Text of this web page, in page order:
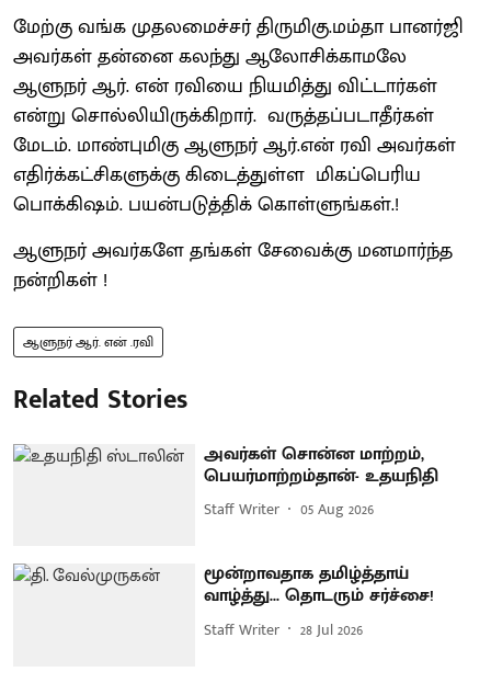
மேற்கு வங்க முதலமைச்சர் திருமிகு.மம்தா பானர்ஜி
அவர்கள் தன்னை கலந்து ஆலோசிக்காமலே
ஆளுநர் ஆர். என் ரவியை நியமித்து விட்டார்கள்
என்று சொல்லியிருக்கிறார். வருத்தப்படாதீர்கள்
மேடம். மாண்புமிகு ஆளுநர் ஆர்.என் ரவி அவர்கள்
எதிர்க்கட்சிகளுக்கு கிடைத்துள்ள மிகப்பெரிய
பொக்கிஷம். பயன்படுத்திக் கொள்ளுங்கள்.!
ஆளுநர் அவர்களே தங்கள் சேவைக்கு மனமார்ந்த
நன்றிகள் !
ஆளுநர் ஆர். என் .ரவி
Related Stories
அவர்கள் சொன்ன மாற்றம்,
பெயர்மாற்றம்தான்- உதயநிதி
Staff Writer 05 Aug 2026
மூன்றாவதாக தமிழ்த்தாய்
வாழ்த்து... தொடரும் சர்ச்சை!
Staff Writer 28 Jul 2026